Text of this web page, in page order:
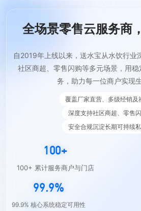
全场景零售云服务商
自2019年上线以来，送水宝从水饮行业
社区商超、零售闪购等多元场景，用
务，助力每一位商户实现
覆盖厂家直营、多级经销及
深度支持社区商超、零售
安全合规沉淀长期可持续
100+
100+ 累计服务商户与门店
99.9%
99.9% 核心系统稳定可用性